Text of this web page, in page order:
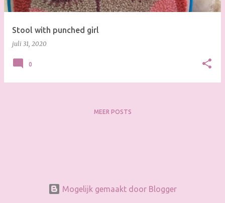
Stool with punched girl
juli 31, 2020
0
MEER POSTS
Mogelijk gemaakt door Blogger